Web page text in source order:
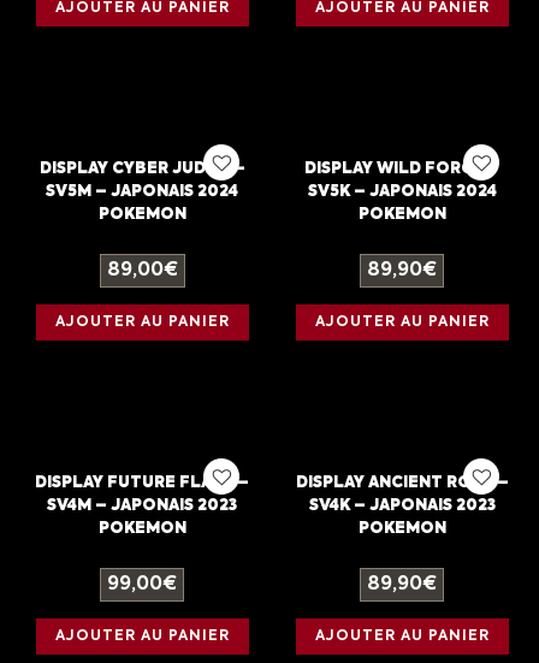
AJOUTER AU PANIER AJOUTER AU PANIER
DISPLAY CYBER JUDGE –
SV5M – JAPONAIS 2024
POKEMON
89,00€
AJOUTER AU PANIER
DISPLAY WILD FORCE –
SV5K – JAPONAIS 2024
POKEMON
89,90€
AJOUTER AU PANIER
DISPLAY FUTURE FLASH –
SV4M – JAPONAIS 2023
POKEMON
99,00€
AJOUTER AU PANIER
DISPLAY ANCIENT ROAR –
SV4K – JAPONAIS 2023
POKEMON
89,90€
AJOUTER AU PANIER